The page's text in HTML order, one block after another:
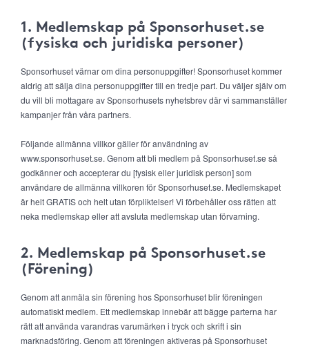
1. Medlemskap på Sponsorhuset.se
(fysiska och juridiska personer)
Sponsorhuset värnar om dina personuppgifter! Sponsorhuset kommer
aldrig att sälja dina personuppgifter till en tredje part. Du väljer själv om
du vill bli mottagare av Sponsorhusets nyhetsbrev där vi sammanställer
kampanjer från våra partners.
Följande allmänna villkor gäller för användning av
www.sponsorhuset.se. Genom att bli medlem på Sponsorhuset.se så
godkänner och accepterar du [fysisk eller juridisk person] som
användare de allmänna villkoren för Sponsorhuset.se. Medlemskapet
är helt GRATIS och helt utan förpliktelser! Vi förbehåller oss rätten att
neka medlemskap eller att avsluta medlemskap utan förvarning.
2. Medlemskap på Sponsorhuset.se
(Förening)
Genom att anmäla sin förening hos Sponsorhuset blir föreningen
automatiskt medlem. Ett medlemskap innebär att bägge parterna har
rätt att använda varandras varumärken i tryck och skrift i sin
marknadsföring. Genom att föreningen aktiveras på Sponsorhuset